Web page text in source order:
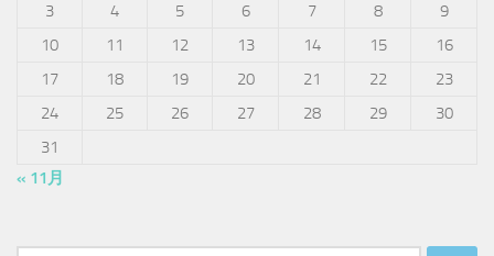
3
4 5 6 7 8
9
10
11 12 13 14 15
16
17
18 19 20 21 22
23
24
25 26 27 28 29
30
31
« 11月